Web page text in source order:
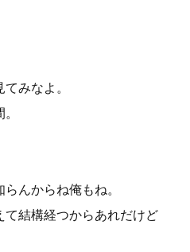
みなよ。
んからね俺もね。
結構経つからあれだけど